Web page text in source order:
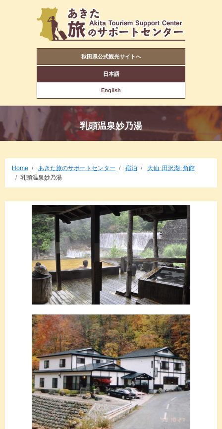
秋田県公式観光サイトへ
日本語
English
乳頭温泉妙乃湯
Home あきた旅のサポートセンター 宿泊
大仙･田沢湖･角館
乳頭温泉妙乃湯